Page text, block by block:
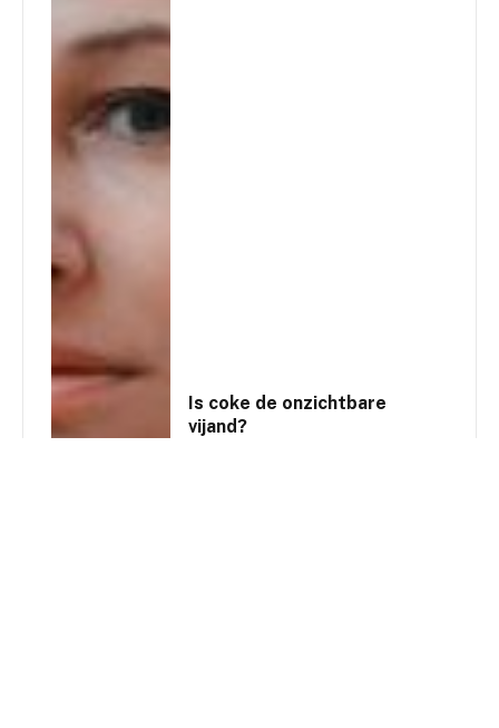
Is coke de onzichtbare
vijand?